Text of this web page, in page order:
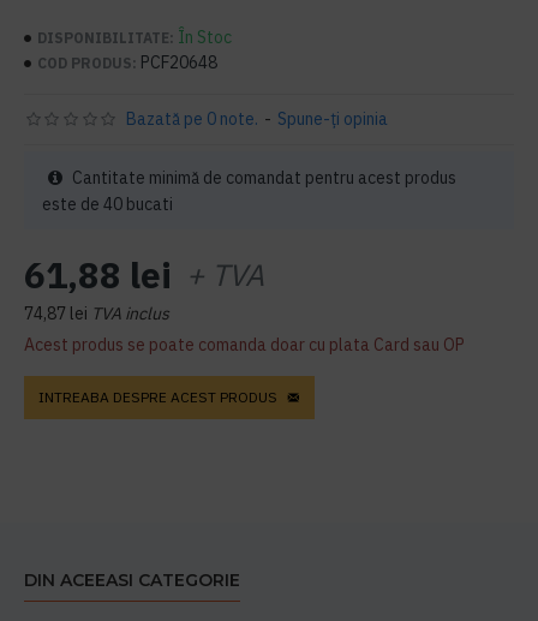
DISPONIBILITATE: În Stoc
COD PRODUS: PCF20648
Bazată pe 0 note. - Spune-ţi opinia
61,88 lei + TVA
74,87 lei TVA inclus
Acest produs se poate comanda doar cu plata Card sau OP
Cantitate minimă de comandat pentru acest produs
este de 40 bucati
INTREABA DESPRE ACEST PRODUS
DIN ACEEASI CATEGORIE